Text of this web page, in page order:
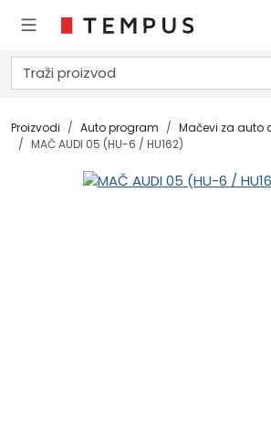
Proizvodi Auto program
Mačevi za auto
MAČ AUDI 05 (HU-6 / HU162)